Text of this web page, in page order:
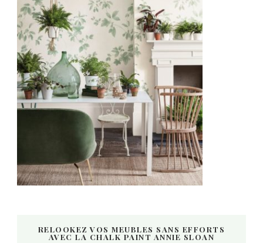
RELOOKEZ VOS MEUBLES SANS EFFORTS
AVEC LA CHALK PAINT ANNIE SLOAN